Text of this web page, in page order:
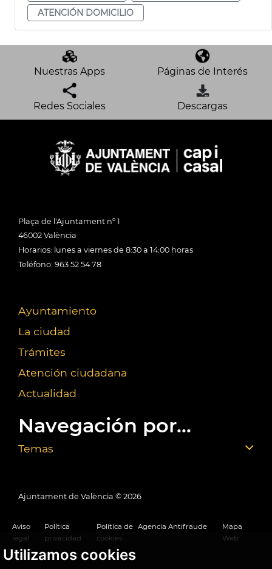
Utilizamos cookies
ATENCIÓN DOMICILIO
Nuestras Apps Páginas de Interés
Redes Sociales Descargas
Plaça de l'Ajuntament nº 1
46002 València
Horarios: lunes a viernes de 8:30 a 14:00 horas
Teléfono: 963 52 54 78
Ayuntamiento
La ciudad
Trámites
Atención ciudadana
Actualidad
Navegación por...
Temas
Ajuntament de València © 2026
Aviso
legal
Política
privacidad
Política de
cookies
Agencia Antifraude
Mapa
Web